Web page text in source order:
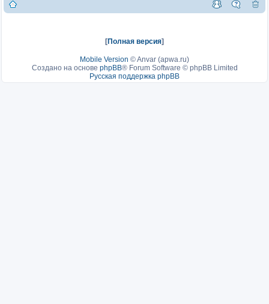
[Полная версия]
Mobile Version ©Anvar (apwa.ru)
Создано на основе phpBB® Forum Software © phpBB Limited
Русская поддержка phpBB